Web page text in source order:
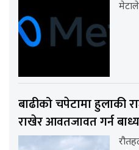
बाढीको चपेटामा हुलाकी
राखेर आवतजावत गर्न